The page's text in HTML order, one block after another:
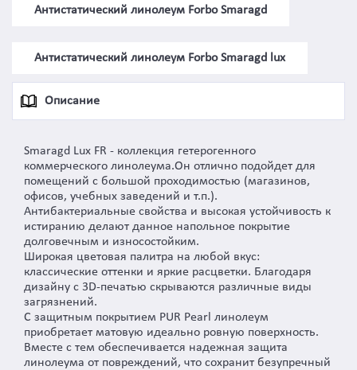
Антистатический линолеум Forbo Smaragd
Антистатический линолеум Forbo Smaragd lux
Описание
Smaragd Lux FR - коллекция гетерогенного
коммерческого линолеума.Он отлично подойдет для
помещений с большой проходимостью (магазинов,
офисов, учебных заведений и т.п.).
Антибактериальные свойства и высокая устойчивость к
истиранию делают данное напольное покрытие
долговечным и износостойким.
Широкая цветовая палитра на любой вкус:
классические оттенки и яркие расцветки. Благодаря
дизайну с 3D-печатью скрываются различные виды
загрязнений.
С защитным покрытием PUR Pearl линолеум
приобретает матовую идеально ровную поверхность.
Вместе с тем обеспечивается надежная защита
линолеума от повреждений, что сохранит безупречный